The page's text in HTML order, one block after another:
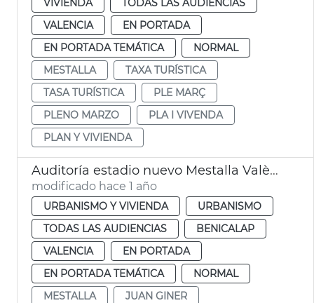
VALENCIA
EN PORTADA
EN PORTADA TEMÁTICA
NORMAL
MESTALLA
TAXA TURÍSTICA
TASA TURÍSTICA
PLE MARÇ
PLENO MARZO
PLA I VIVENDA
PLAN Y VIVIENDA
Auditoría estadio nuevo Mestalla València
modificado hace 1 año
URBANISMO Y VIVIENDA
URBANISMO
TODAS LAS AUDIENCIAS
BENICALAP
VALENCIA
EN PORTADA
EN PORTADA TEMÁTICA
NORMAL
MESTALLA
JUAN GINER